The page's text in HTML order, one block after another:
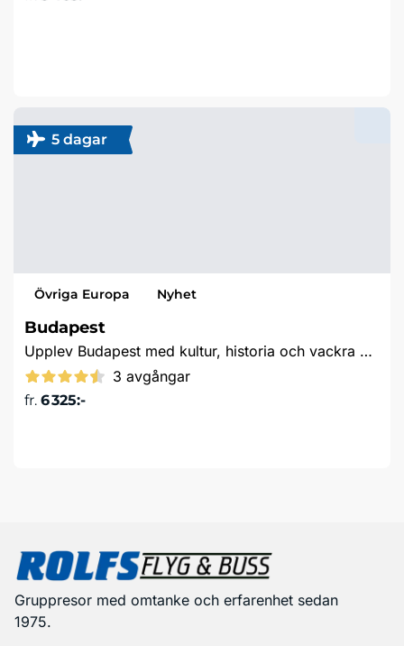
5 dagar
Övriga Europa Nyhet
Budapest
Upplev Budapest med kultur, historia och vackra vyer
3 avgångar
fr. 6 325:-
Gruppresor med omtanke och erfarenhet sedan
1975.